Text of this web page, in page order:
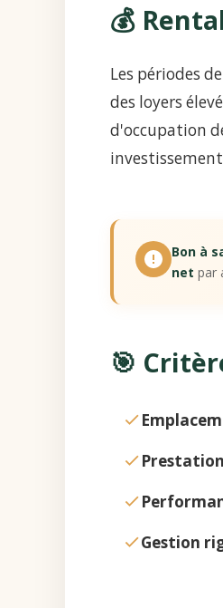
💰
Les périodes
des loyers
d'occupation
Bon à
net par
🎯
Gestion